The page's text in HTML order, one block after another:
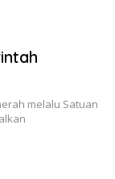
melalu Satuan